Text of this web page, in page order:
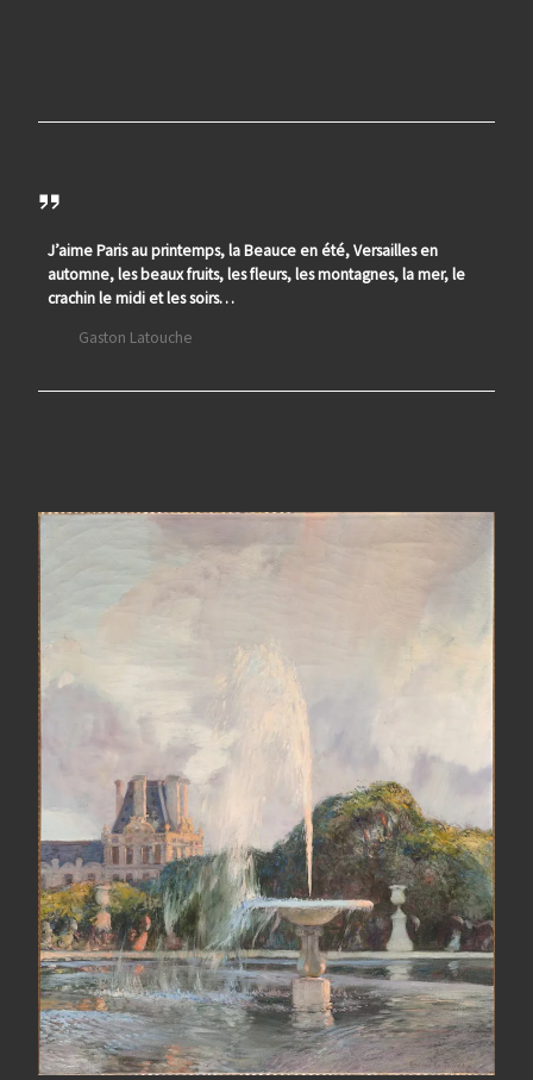
J’aime Paris au printemps, la Beauce en été, Versailles en
automne, les beaux fruits, les fleurs, les montagnes, la mer, le
crachin le midi et les soirs…
Gaston Latouche